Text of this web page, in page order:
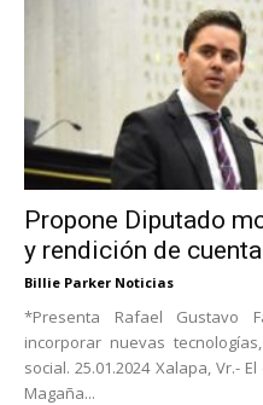
Propone Diputado
y rendición de
Billie Parker Noticias
*Presenta Rafael Gustavo
incorporar nuevas
social. 25.01.2024 Xalapa, Vr.-
Magaña...